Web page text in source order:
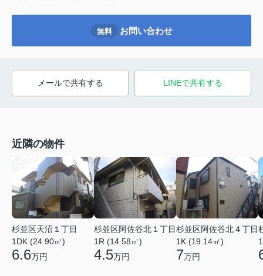
無料 お問い合わせ
メールで共有する LINEで共有する
近隣の物件
杉並区天沼１丁目
1DK (24.90㎡)
6.6万円
杉並区阿佐谷北１丁目
1R (14.58㎡)
4.5万円
杉並区阿佐谷北４丁目
1K (19.14㎡)
7万円